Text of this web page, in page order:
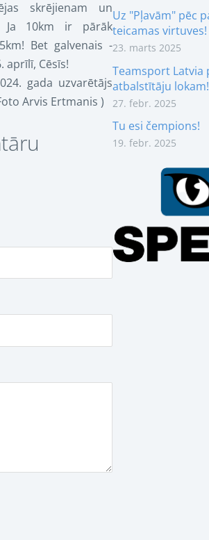
Uz "Pļavām" pēc
teicamas virtuves!
23. marts 2025
Teamsport Latvia
atbalstītāju lokam!
27. febr. 2025
Tu esi čempions!
19. febr. 2025
skrējienam un
Ja 10km ir pārāk
Bet galvenais -
aprīlī, Cēsīs!
gada uzvarētājs
Arvis Ertmanis )